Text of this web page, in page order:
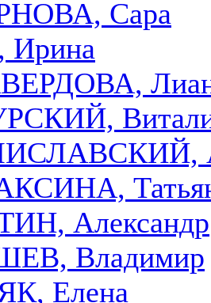
Сара
Александр
Владимир
Елена